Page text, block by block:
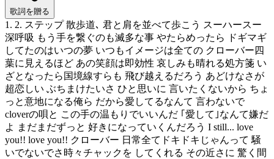
歌詞を贈る
1. 2. ステップ 散歩道､ 君と肩を並べて歩こう スーハースー
深呼吸 もう手を繋ぐのも滅多な事 やたらめったら ドギマギ
してたのはいつの夢 いつもイメージは全ての クローバー四
葉に見えるほど あの笑顔は即効性 哀しみも晴れる処方箋 い
ざとなったら国境線すらも 飛び越えるだろう あどけなさが
超恋しい ぶちまけたいさ ひと思いに 言いたくないから ちょ
っと意地になる俺ら だから愛してるなんて 言わないで
cloverの唄と この手の温もりでいいんだ ｢愛して｣なんて嫌だ
よ まだまだずっと 好きになっていくんだろう I still... love
you!! love you!! クローバー 日常全てドキドキじゃんって 騒
いでないでさ時々チャックを してくれる その近さに 驚く間